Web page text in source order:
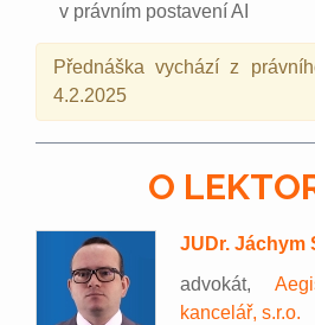
v právním postavení AI
Přednáška vychází z
4.2.2025
O
JUDr. Jáchym
advokát,
kancelář, s.r.o.